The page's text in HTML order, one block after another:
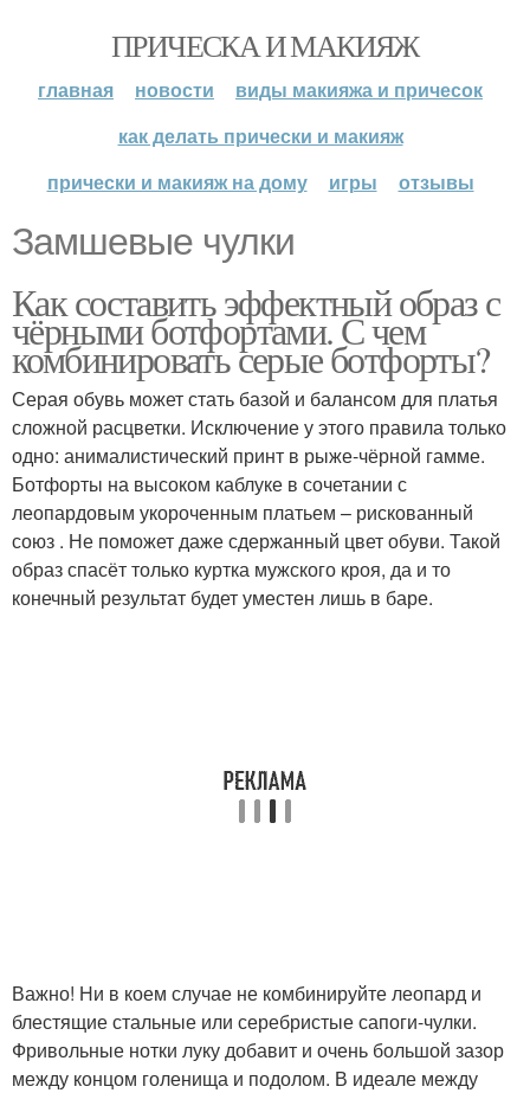
ПРИЧЕСКА И МАКИЯЖ
главная новости
виды макияжа и причесок
как делать прически и макияж
прически и макияж на дому
игры отзывы
Замшевые чулки
Как составить эффектный образ с
чёрными ботфортами. С чем
комбинировать серые ботфорты?
Серая обувь может стать базой и балансом для платья
сложной расцветки. Исключение у этого правила только
одно: анималистический принт в рыже-чёрной гамме.
Ботфорты на высоком каблуке в сочетании с
леопардовым укороченным платьем – рискованный
союз . Не поможет даже сдержанный цвет обуви. Такой
образ спасёт только куртка мужского кроя, да и то
конечный результат будет уместен лишь в баре.
Важно! Ни в коем случае не комбинируйте леопард и
блестящие стальные или серебристые сапоги-чулки.
Фривольные нотки луку добавит и очень большой зазор
между концом голенища и подолом. В идеале между